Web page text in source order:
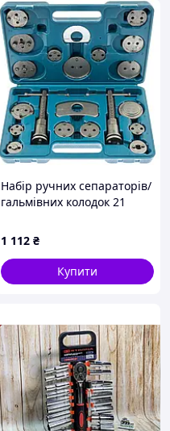
Набір ручних сепараторів/
гальмівних колодок 21
1 112 ₴
Купити